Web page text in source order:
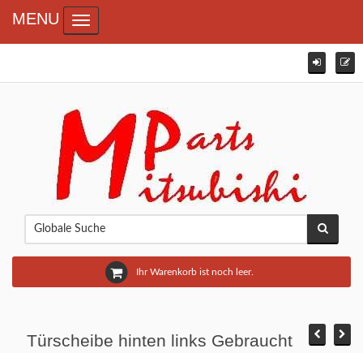
Ihr Warenkorb ist noch leer.
MENU Toggle navigation
Türscheibe hinten links Gebraucht